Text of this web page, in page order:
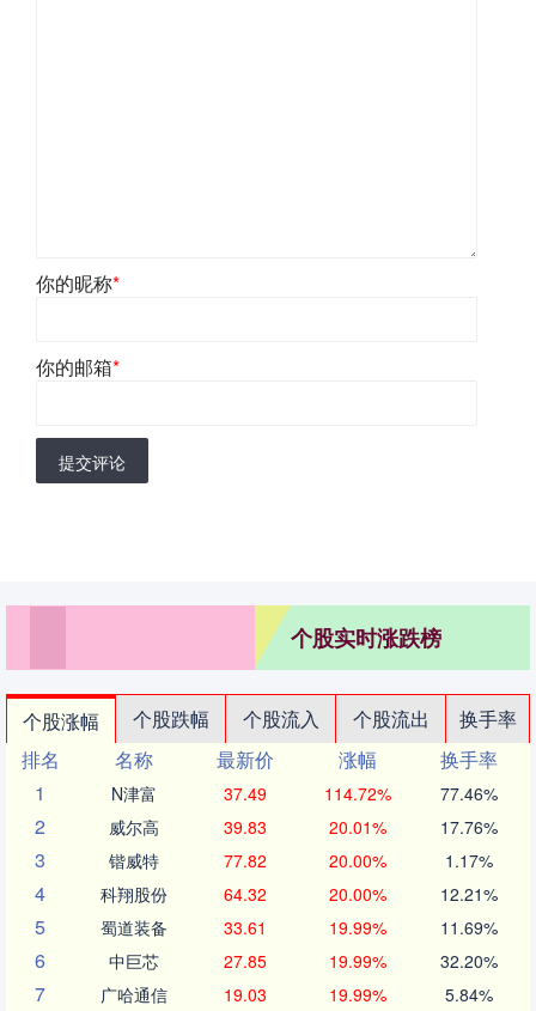
你的昵称*
你的邮箱*
提交评论
个股实时涨跌榜
个股涨幅 个股跌幅 个股流入 个股流出
换手率
排名
名称 最新价 涨幅
换手率
1
N津富 37.49 114.72% 77.46%
2 威尔高 39.83 20.01% 17.76%
3 锴威特 77.82 20.00% 1.17%
4 科翔股份 64.32 20.00% 12.21%
5 蜀道装备 33.61 19.99% 11.69%
6 中巨芯 27.85 19.99% 32.20%
7 广哈通信 19.03 19.99% 5.84%